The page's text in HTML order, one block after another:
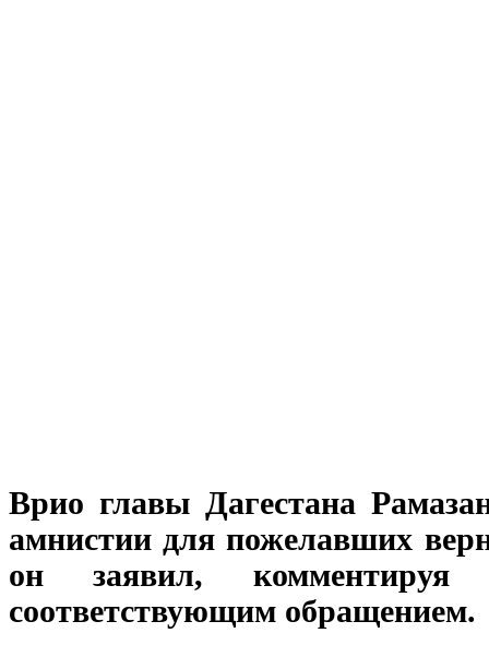
Врио главы Дагестана
амнистии для пожелавших
он заявил,
соответствующим обращением.